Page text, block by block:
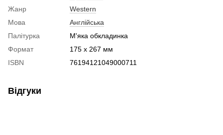
Жанр
Western
Мова
Англійська
Палітурка
М'яка обкладинка
Формат
175 x 267 мм
ISBN
76194121049000711
Відгуки